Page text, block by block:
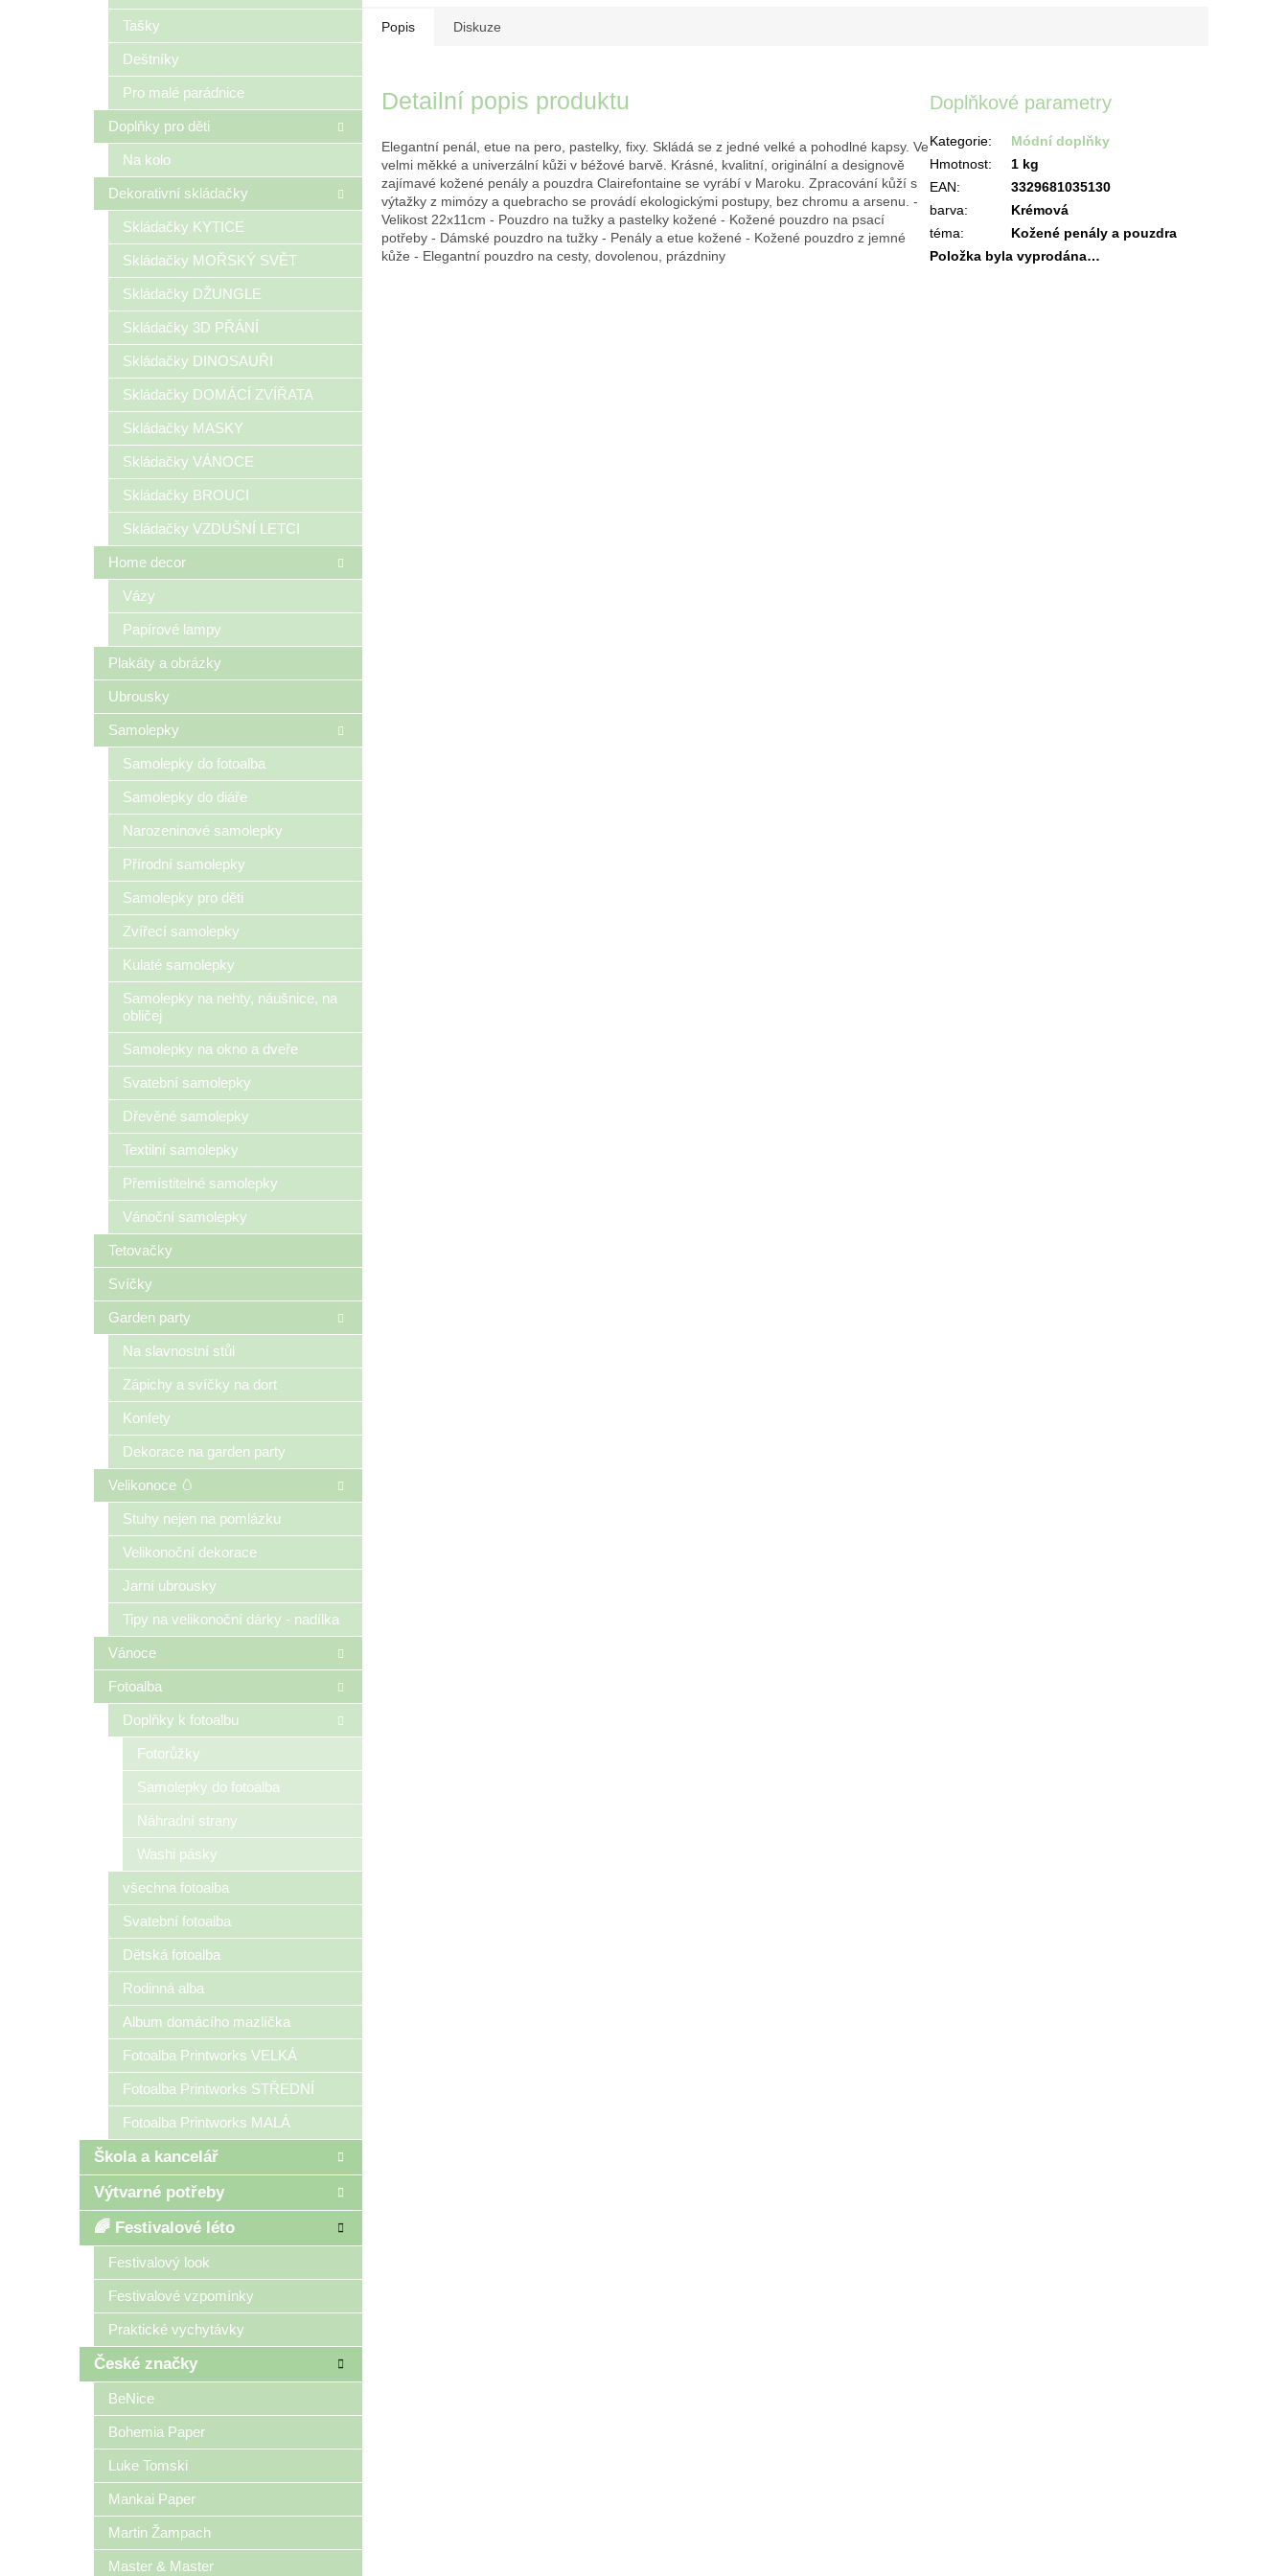
Tašky
Deštníky
Pro malé parádnice
Doplňky pro děti
Na kolo
Dekorativní skládačky
Skládačky KYTICE
Skládačky MOŘSKÝ SVĚT
Skládačky DŽUNGLE
Skládačky 3D PŘÁNÍ
Skládačky DINOSAUŘI
Skládačky DOMÁCÍ ZVÍŘATA
Skládačky MASKY
Skládačky VÁNOCE
Skládačky BROUCI
Skládačky VZDUŠNÍ LETCI
Home decor
Vázy
Papírové lampy
Plakáty a obrázky
Ubrousky
Samolepky
Samolepky do fotoalba
Samolepky do diáře
Narozeninové samolepky
Přírodní samolepky
Samolepky pro děti
Zvířecí samolepky
Kulaté samolepky
Samolepky na nehty, náušnice, na
obličej
Samolepky na okno a dveře
Svatební samolepky
Dřevěné samolepky
Textilní samolepky
Přemístitelné samolepky
Vánoční samolepky
Tetovačky
Svíčky
Garden party
Na slavnostní stůl
Zápichy a svíčky na dort
Konfety
Dekorace na garden party
Velikonoce 🥚
Stuhy nejen na pomlázku
Velikonoční dekorace
Jarní ubrousky
Tipy na velikonoční dárky - nadílka
Vánoce
Fotoalba
Doplňky k fotoalbu
Fotorůžky
Samolepky do fotoalba
Náhradní strany
Washi pásky
všechna fotoalba
Svatební fotoalba
Dětská fotoalba
Rodinná alba
Album domácího mazlíčka
Fotoalba Printworks VELKÁ
Fotoalba Printworks STŘEDNÍ
Fotoalba Printworks MALÁ
Škola a kancelář
Výtvarné potřeby
🌈 Festivalové léto
Festivalový look
Festivalové vzpomínky
Praktické vychytávky
České značky
BeNice
Bohemia Paper
Luke Tomski
Mankai Paper
Martin Žampach
Master & Master
Popis Diskuze
Detailní popis produktu
Elegantní penál, etue na pero, pastelky, fixy. Skládá se z jedné velké a pohodlné kapsy. Ve
velmi měkké a univerzální kůži v béžové barvě. Krásné, kvalitní, originální a designově
zajímavé kožené penály a pouzdra Clairefontaine se vyrábí v Maroku. Zpracování kůží s
výtažky z mimózy a quebracho se provádí ekologickými postupy, bez chromu a arsenu. -
Velikost 22x11cm - Pouzdro na tužky a pastelky kožené - Kožené pouzdro na psací
potřeby - Dámské pouzdro na tužky - Penály a etue kožené - Kožené pouzdro z jemné
kůže - Elegantní pouzdro na cesty, dovolenou, prázdniny
Doplňkové parametry
Kategorie:
Módní doplňky
Hmotnost:
1 kg
EAN:
3329681035130
barva:
Krémová
téma:
Kožené penály a pouzdra
Položka byla vyprodána…